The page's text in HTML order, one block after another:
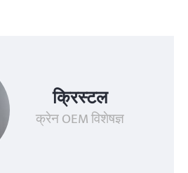
क्रिस्टल
क्रेन OEM विशेषज्ञ